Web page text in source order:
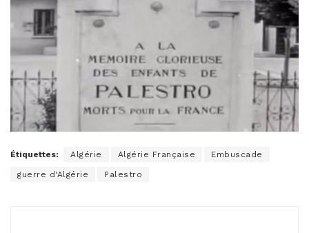
Étiquettes: Algérie Algérie Française Embuscade
guerre d'Algérie Palestro